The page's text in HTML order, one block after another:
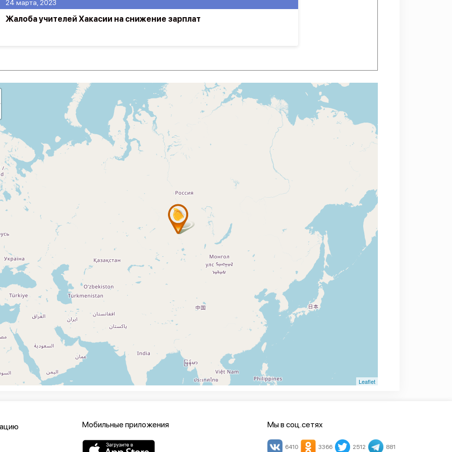
24 марта, 2023
Жалоба учителей Хакасии на снижение зарплат
Leaflet
Мобильные приложения Мы в соц.сетях
6410 3366 2512 881